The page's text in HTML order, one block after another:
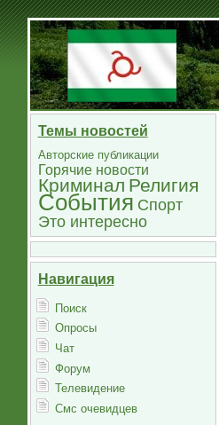
Темы новостей
Авторские публикации
Горячие новости
Криминал Религия
События Спорт
Это интересно
Навигация
Поиск
Опросы
Чат
Форум
Телевидение
Смс очевидцев